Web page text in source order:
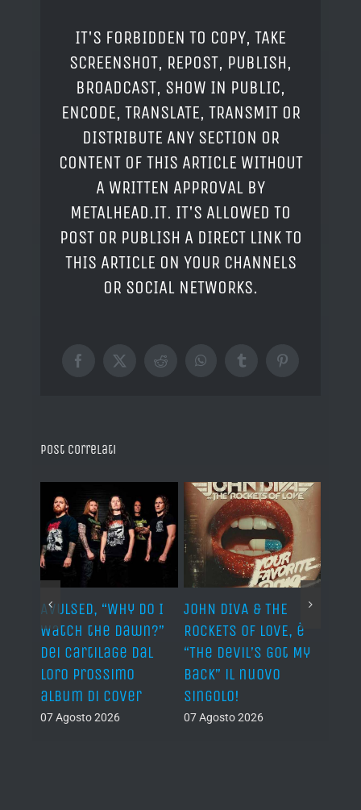
IT'S FORBIDDEN TO COPY, TAKE
SCREENSHOT, REPOST, PUBLISH,
BROADCAST, SHOW IN PUBLIC,
ENCODE, TRANSLATE, TRANSMIT OR
DISTRIBUTE ANY SECTION OR
CONTENT OF THIS ARTICLE WITHOUT
A WRITTEN APPROVAL BY
METALHEAD.IT. IT'S ALLOWED TO
POST OR PUBLISH A DIRECT LINK TO
THIS ARTICLE ON YOUR CHANNELS
OR SOCIAL NETWORKS.
Facebook
X RedditWhatsAppTumblrPinterest
Post correlati
AVULSED, “Why Do I
Watch the Dawn?”
dei Cartilage dal
loro prossimo
album di cover
07 Agosto 2026
JOHN DIVA & THE
ROCKETS OF LOVE, è
“The Devil’s Got My
Back” il nuovo
singolo!
07 Agosto 2026